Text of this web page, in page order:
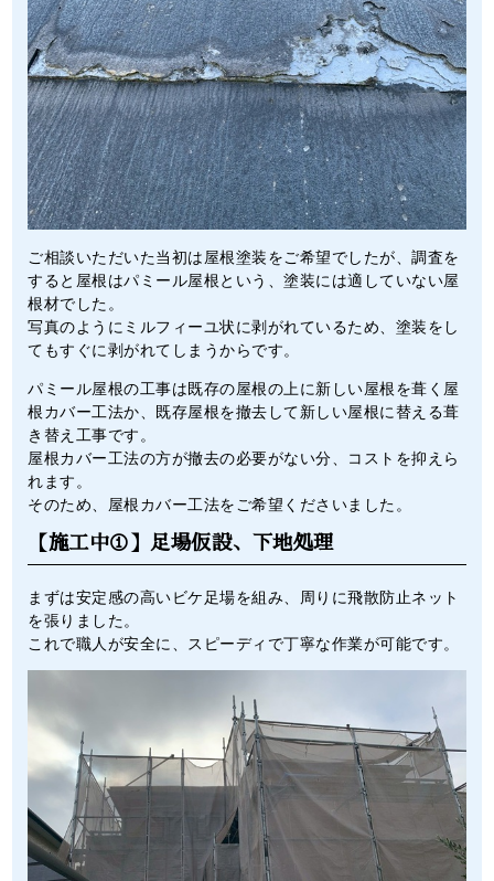
ご相談いただいた当初は屋根塗装をご希望でしたが、調査を
すると屋根はパミール屋根という、塗装には適していない屋
根材でした。
写真のようにミルフィーユ状に剥がれているため、塗装をし
てもすぐに剥がれてしまうからです。
パミール屋根の工事は既存の屋根の上に新しい屋根を葺く屋
根カバー工法か、既存屋根を撤去して新しい屋根に替える葺
き替え工事です。
屋根カバー工法の方が撤去の必要がない分、コストを抑えら
れます。
そのため、屋根カバー工法をご希望くださいました。
【施工中①】足場仮設、下地処理
まずは安定感の高いビケ足場を組み、周りに飛散防止ネット
を張りました。
これで職人が安全に、スピーディで丁寧な作業が可能です。